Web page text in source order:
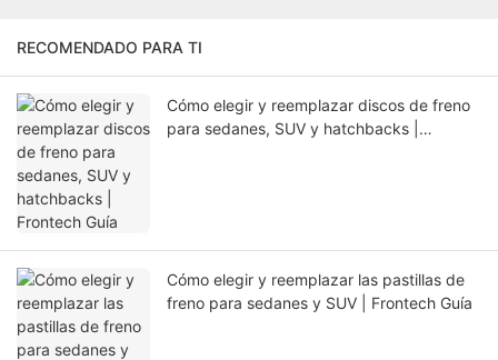
RECOMENDADO PARA TI
Cómo elegir y reemplazar discos de freno
para sedanes, SUV y hatchbacks |
Cómo elegir y reemplazar las pastillas de
freno para sedanes y SUV | Frontech Guía